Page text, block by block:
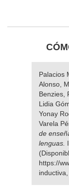
Palacios
Alonso,
Benzies,
Lidia
Yonay
Varela
de
lenguas.
https://